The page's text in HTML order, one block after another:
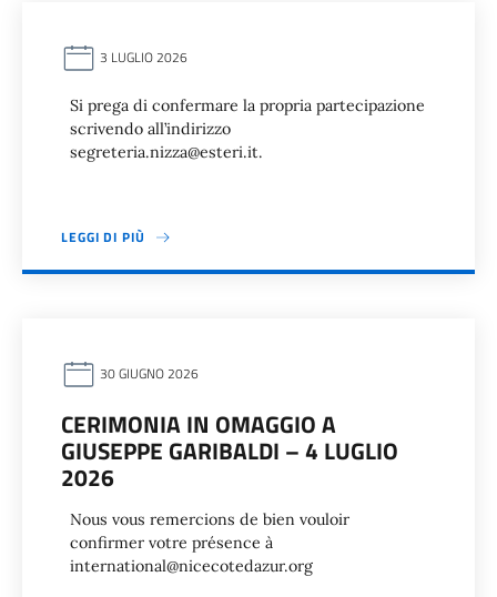
3 LUGLIO 2026
Si prega di confermare la propria partecipazione
scrivendo all’indirizzo
segreteria.nizza@esteri.it.
LEGGI DI PIÙ
30 GIUGNO 2026
CERIMONIA IN OMAGGIO A
GIUSEPPE GARIBALDI – 4 LUGLIO
2026
Nous vous remercions de bien vouloir
confirmer votre présence à
international@nicecotedazur.org